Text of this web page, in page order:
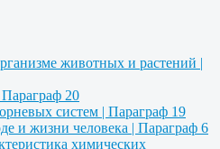
животных и растений |
20
систем | Параграф 19
и жизни человека | Параграф 6
химических